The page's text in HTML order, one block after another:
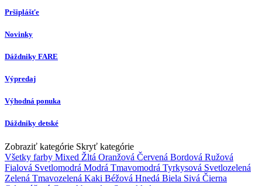
Pršiplášťe
Novinky
Dáždniky FARE
Výpredaj
Výhodná ponuka
Dáždniky detské
Zobraziť kategórie Skryť kategórie
Všetky farby Mixed Žltá Oranžová Červená Bordová Ružová
Fialová Svetlomodrá Modrá Tmavomodrá Tyrkysová Svetlozelená
Zelená Tmavozelená Kaki Béžová Hnedá Biela Sivá Čierna